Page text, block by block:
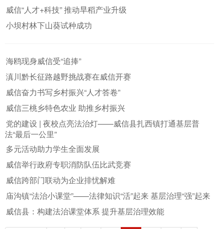
威信“人才+科技” 推动旱稻产业升级
小坝村林下山葵试种成功
海鸥现身威信受“追捧”
滇川黔长征路越野挑战赛在威信开赛
威信奋力书写乡村振兴“人才答卷”
威信三桃乡特色农业 助推乡村振兴
党的建设 | 夜校点亮法治灯——威信县扎西镇打通基层普
法“最后一公里”
多元活动助力学生全面发展
威信举行政府专职消防队伍比武竞赛
威信跨部门联动为企业排忧解难
庙沟镇“法治小课堂”——法律知识“活”起来 基层治理“强”起来
威信县：构建法治课堂体系 提升基层治理效能